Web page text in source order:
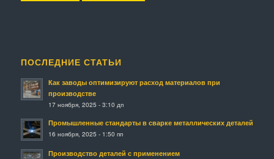
ПОСЛЕДНИЕ СТАТЬИ
Как заводы оптимизируют расход материалов при
производстве
17 ноября, 2025 - 3:10 дп
Промышленные стандарты в сварке металлических деталей
16 ноября, 2025 - 1:50 пп
Производство деталей с применением